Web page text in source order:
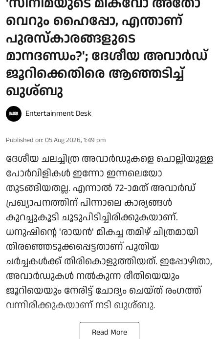
വെറും ഹൈപ്പോ, എന്താണ്
പുരസ്‌കാരങ്ങളുടെ
മാനദണ്ഡം?'; ദേശീയ അവാർഡ്
ജൂറിക്കെതിരെ ആഞ്ഞടിച്ച്
ഖുശ്ബു
Entertainment Desk
Published on: 05 Aug 2026, 1:49 pm
ദേശീയ ചലച്ചിത്ര അവാർഡുകളെ ചൊല്ലിയുള്ള
പോർവിളികൾ ഇന്നോ ഇന്നലെയോ
തുടങ്ങിയതല്ല. എന്നാൽ 72-ാമത് അവാർഡ്
പ്രഖ്യാപനത്തിന് പിന്നാലെ കാര്യങ്ങൾ
കുറച്ചുകൂടി ചൂടുപിടിച്ചിരിക്കുകയാണ്.
ധനുഷിന്റെ 'രായൻ' മികച്ച തമിഴ് ചിത്രമായി
തിരഞ്ഞെടുക്കപ്പെട്ടതാണ് പുതിയ
ചർച്ചകൾക്ക് തിരികൊളുത്തിയത്. ഇപ്പോഴിതാ,
അവാർഡുകൾ നൽകുന്ന രീതിയെയും
ജൂറിയെയും നേരിട്ട് ചോദ്യം ചെയ്ത് രംഗത്ത്
വന്നിരിക്കുകയാണ് നടി ഖുശ്ബു.
Read More